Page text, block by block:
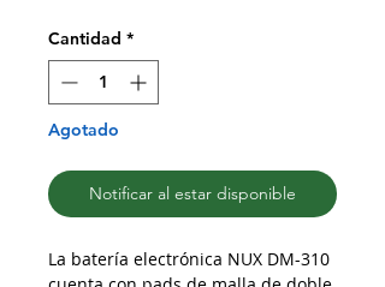
Cantidad *
Agotado
Notificar al estar disponible
La batería electrónica NUX DM-310